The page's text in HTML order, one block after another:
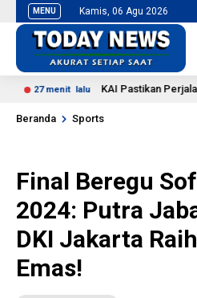
MENU Kamis, 06 Agu 2026
27 menit lalu KAI Pastikan Perjalanan
Beranda Sports
Final Beregu
2024: Putra
DKI Jakarta
Emas!